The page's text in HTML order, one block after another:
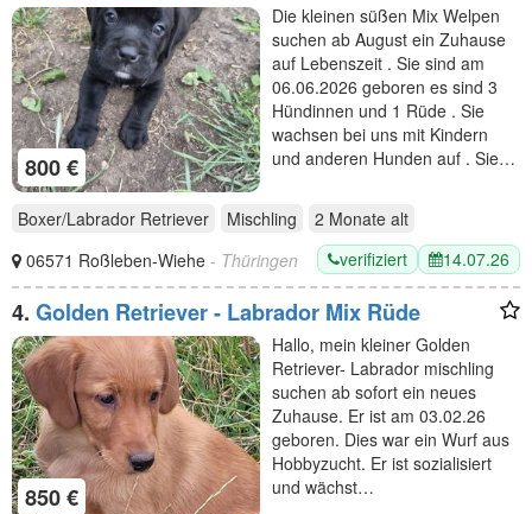
800 €
Die kleinen süßen Mix Welpen
suchen ab August ein Zuhause
auf Lebenszeit . Sie sind am
06.06.2026 geboren es sind 3
Hündinnen und 1 Rüde . Sie
wachsen bei uns mit Kindern
und anderen Hunden auf . Sie…
Boxer/Labrador Retriever Mischling 2 Monate alt
06571 Roßleben-Wiehe - Thüringen verifiziert 14.07.26
4. Golden Retriever - Labrador Mix Rüde
850 €
Hallo, mein kleiner Golden
Retriever- Labrador mischling
suchen ab sofort ein neues
Zuhause. Er ist am 03.02.26
geboren. Dies war ein Wurf aus
Hobbyzucht. Er ist sozialisiert
und wächst…